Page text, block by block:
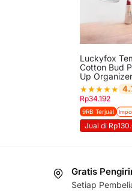
Luckyfox
Cotton Bud
Up Organizer
★★★★★
Rp34.192
9RB Terjual
Jual di
Gratis
Setiap